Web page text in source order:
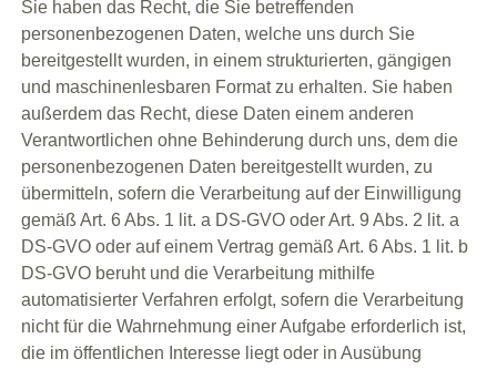
Sie haben das Recht, die Sie betreffenden
personenbezogenen Daten, welche uns durch Sie
bereitgestellt wurden, in einem strukturierten, gängigen
und maschinenlesbaren Format zu erhalten. Sie haben
außerdem das Recht, diese Daten einem anderen
Verantwortlichen ohne Behinderung durch uns, dem die
personenbezogenen Daten bereitgestellt wurden, zu
übermitteln, sofern die Verarbeitung auf der Einwilligung
gemäß Art. 6 Abs. 1 lit. a DS-GVO oder Art. 9 Abs. 2 lit. a
DS-GVO oder auf einem Vertrag gemäß Art. 6 Abs. 1 lit. b
DS-GVO beruht und die Verarbeitung mithilfe
automatisierter Verfahren erfolgt, sofern die Verarbeitung
nicht für die Wahrnehmung einer Aufgabe erforderlich ist,
die im öffentlichen Interesse liegt oder in Ausübung